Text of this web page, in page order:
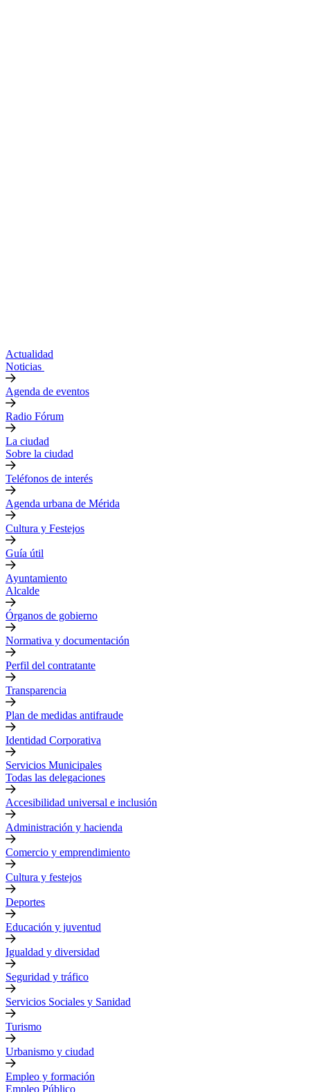
Actualidad
Noticias
Agenda de eventos
Radio Fórum
La ciudad
Sobre la ciudad
Teléfonos de interés
Agenda urbana de Mérida
Cultura y Festejos
Guía útil
Ayuntamiento
Alcalde
Órganos de gobierno
Normativa y documentación
Perfil del contratante
Transparencia
Plan de medidas antifraude
Identidad Corporativa
Servicios Municipales
Todas las delegaciones
Accesibilidad universal e inclusión
Administración y hacienda
Comercio y emprendimiento
Cultura y festejos
Deportes
Educación y juventud
Igualdad y diversidad
Seguridad y tráfico
Servicios Sociales y Sanidad
Turismo
Urbanismo y ciudad
Empleo y formación
Empleo Público